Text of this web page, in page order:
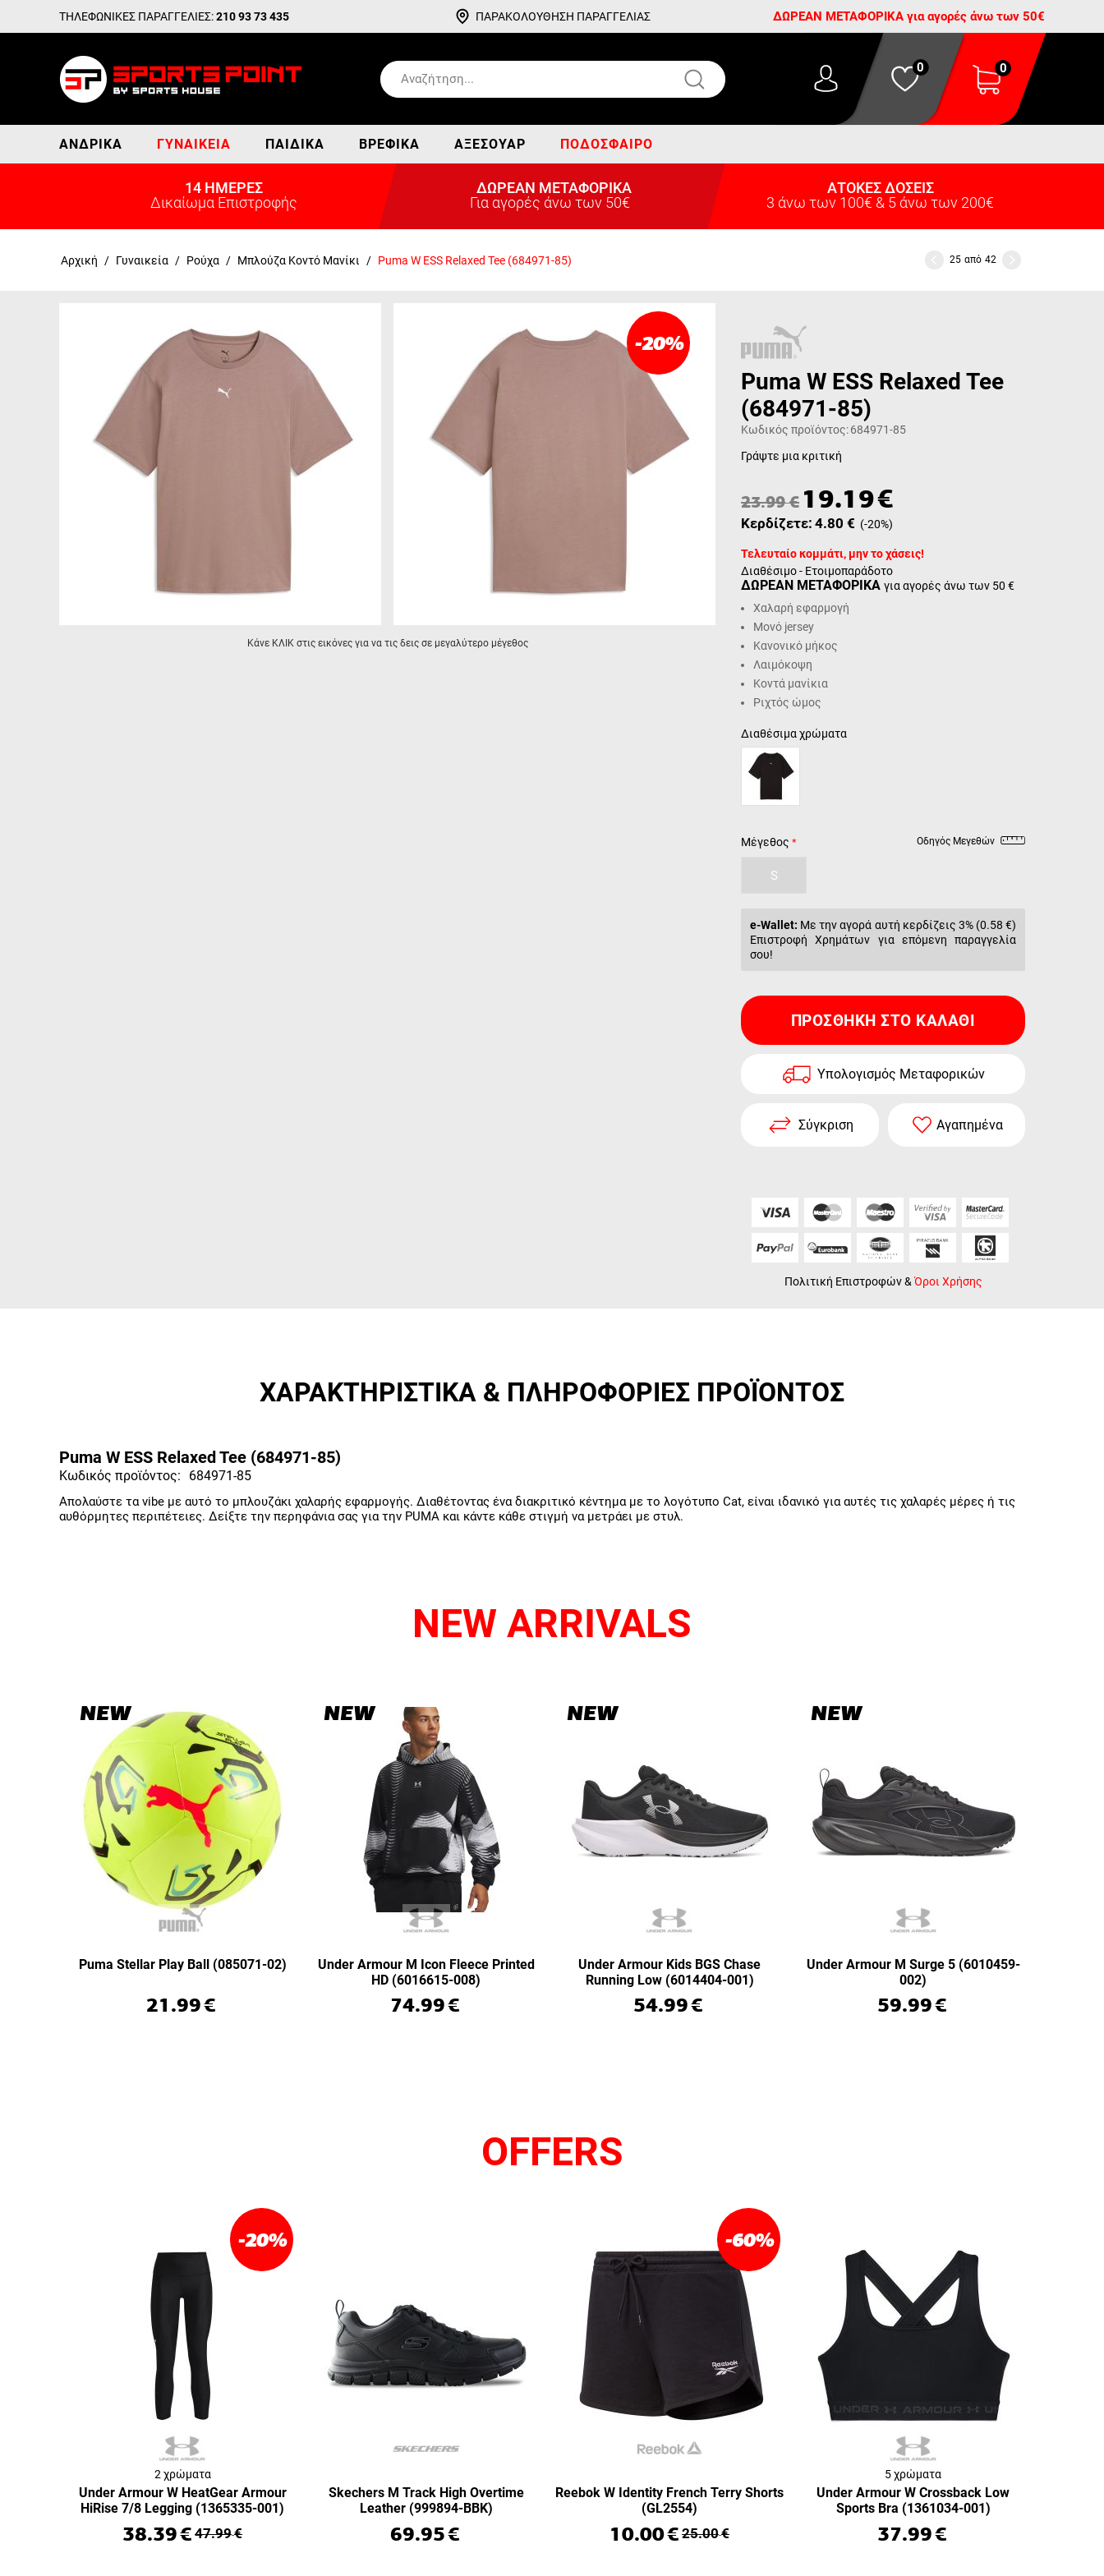
ΤΗΛΕΦΩΝΙΚΕΣ ΠΑΡΑΓΓΕΛΙΕΣ:210 93 73 435 ΠΑΡΑΚΟΛΟΥΘΗΣΗ ΠΑΡΑΓΓΕΛΙΑΣ ΔΩΡΕΑΝ ΜΕΤΑΦΟΡΙΚΑ για αγορές άνω των 50€
0 0
ΑΝΔΡΙΚΆ ΓΥΝΑΙΚΕΊΑ ΠΑΙΔΙΚΆ ΒΡΕΦΙΚΆ ΑΞΕΣΟΥΆΡ ΠΟΔΌΣΦΑΙΡΟ
14 ΗΜΕΡΕΣ
Δικαίωμα Επιστροφής
ΔΩΡΕΑΝ ΜΕΤΑΦΟΡΙΚΑ
Για αγορές άνω των 50€
ΑΤΟΚΕΣ ΔΟΣΕΙΣ
3 άνω των 100€ & 5 άνω των 200€
Αρχική / Γυναικεία / Ρούχα / Μπλούζα Κοντό Μανίκι / Puma W ESS Relaxed Tee (684971-85) 25 από 42
Κάνε ΚΛΙΚ στις εικόνες για να τις δεις σε μεγαλύτερο μέγεθος
-20%
Puma W ESS Relaxed Tee
(684971-85)
Κωδικός προϊόντος:684971-85
Γράψτε μια κριτική
23.99€ 19.19€
Κερδίζετε: 4.80 € (-20%)
Τελευταίο κομμάτι, μην το χάσεις!
Διαθέσιμο - Ετοιμοπαράδοτο
ΔΩΡΕΑΝ ΜΕΤΑΦΟΡΙΚΑ για αγορές άνω των 50 €
Χαλαρή εφαρμογή
Μονό jersey
Κανονικό μήκος
Λαιμόκοψη
Κοντά μανίκια
Ριχτός ώμος
Διαθέσιμα χρώματα
Οδηγός Μεγεθών
Μέγεθος
S
e-Wallet: Με την αγορά αυτή κερδίζεις 3% (0.58 €)
Επιστροφή Χρημάτων για επόμενη παραγγελία
σου!
ΠΡΟΣΘΉΚΗ ΣΤΟ ΚΑΛΆΘΙ
Υπολογισμός Μεταφορικών
Σύγκριση Αγαπημένα
Πολιτική Επιστροφών& Όροι Χρήσης
ΧΑΡΑΚΤΗΡΙΣΤΙΚΑ & ΠΛΗΡΟΦΟΡΙΕΣ ΠΡΟΪΟΝΤΟΣ
Puma W ESS Relaxed Tee (684971-85)
Κωδικός προϊόντος: 684971-85
Απολαύστε τα vibe με αυτό το μπλουζάκι χαλαρής εφαρμογής. Διαθέτοντας ένα διακριτικό κέντημα με το λογότυπο Cat, είναι ιδανικό για αυτές τις χαλαρές μέρες ή τις
αυθόρμητες περιπέτειες. Δείξτε την περηφάνια σας για την PUMA και κάντε κάθε στιγμή να μετράει με στυλ.
NEW ARRIVALS
NEW
Puma Stellar Play Ball (085071-02)
21.99€
NEW
Under Armour M Icon Fleece Printed
HD (6016615-008)
74.99€
NEW
Under Armour Kids BGS Chase
Running Low (6014404-001)
54.99€
NEW
Under Armour M Surge 5 (6010459-
002)
59.99€
OFFERS
-20%
2 χρώματα
Under Armour W HeatGear Armour
HiRise 7/8 Legging (1365335-001)
38.39€ 47.99€
Skechers M Track High Overtime
Leather (999894-BBK)
69.95€
-60%
Reebok W Identity French Terry Shorts
(GL2554)
10.00€ 25.00€
5 χρώματα
Under Armour W Crossback Low
Sports Bra (1361034-001)
37.99€